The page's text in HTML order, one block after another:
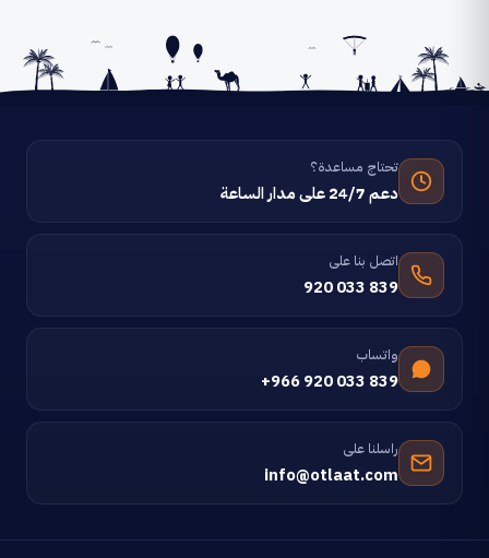
تحتاج مساعدة؟
دعم 24/7 على مدار الساعة
اتصل بنا على
920 033 839
واتساب
+966 920 033 839
راسلنا على
info@otlaat.com